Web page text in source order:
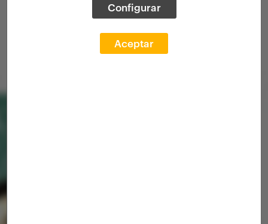
Configurar
Aceptar